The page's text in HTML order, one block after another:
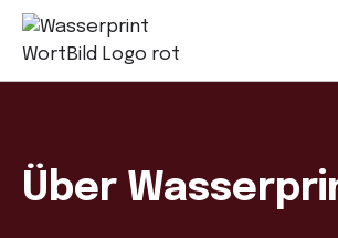
Über